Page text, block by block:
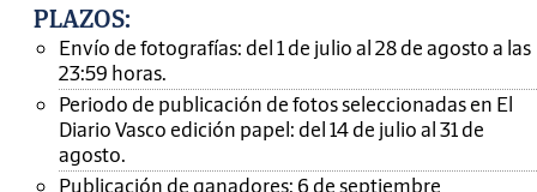
PLAZOS:
Envío de fotografías: del 1 de julio al 28 de agosto a las
23:59 horas.
Periodo de publicación de fotos seleccionadas en El
Diario Vasco edición papel: del 14 de julio al 31 de
agosto.
Publicación de ganadores: 6 de septiembre